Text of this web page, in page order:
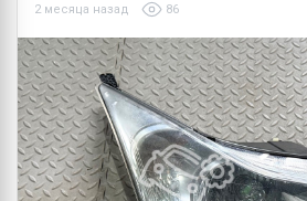
2 месяца назад 86